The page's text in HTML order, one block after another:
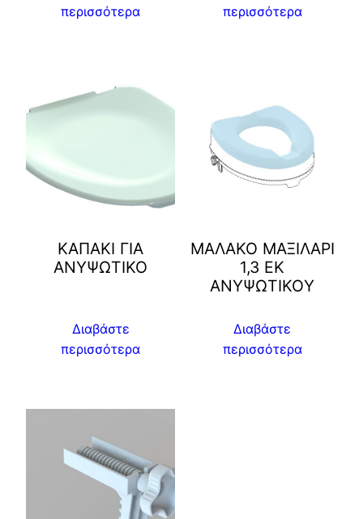
περισσότερα
περισσότερα
ΚΑΠΑΚΙ ΓΙΑ
ΑΝΥΨΩΤΙΚΟ
Διαβάστε
περισσότερα
ΜΑΛΑΚΟ ΜΑΞΙΛΑΡΙ
1,3 EK
ΑΝΥΨΩΤΙΚΟY
Διαβάστε
περισσότερα